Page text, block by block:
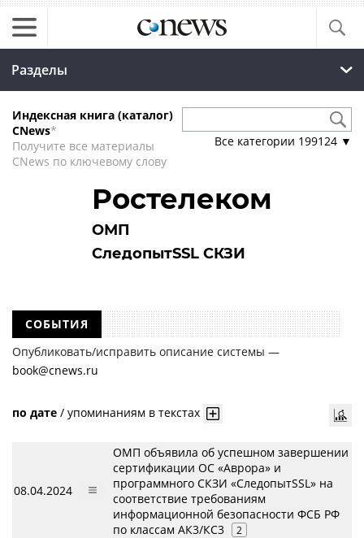
Разделы
Индексная книга (каталог)
CNews*
Получите все материалы
CNews по ключевому слову
Все категории 199124 ▼
Ростелеком
ОМП
СледопытSSL СКЗИ
СОБЫТИЯ
Опубликовать/исправить описание системы —
book@cnews.ru
по дате / упоминаниям в текстах
08.04.2024
ОМП объявила об успешном завершении
сертификации ОС «Аврора» и
программного СКЗИ «СледопытSSL» на
соответствие требованиям
информационной безопасности ФСБ РФ
по классам АК3/КС3
2